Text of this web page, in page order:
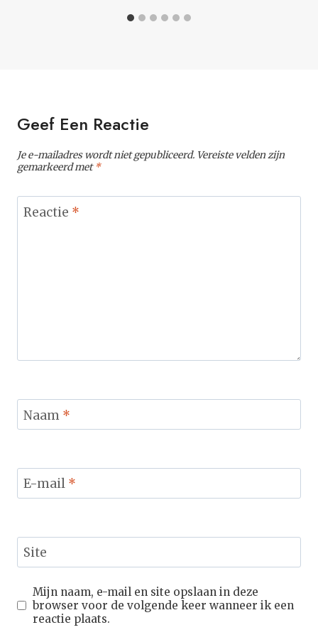
Geef Een Reactie
Je e-mailadres wordt niet gepubliceerd. Vereiste velden zijn
gemarkeerd met*
Reactie *
Naam *
E-mail *
Site
Mijn naam, e-mail en site opslaan in deze
browser voor de volgende keer wanneer ik een
reactie plaats.